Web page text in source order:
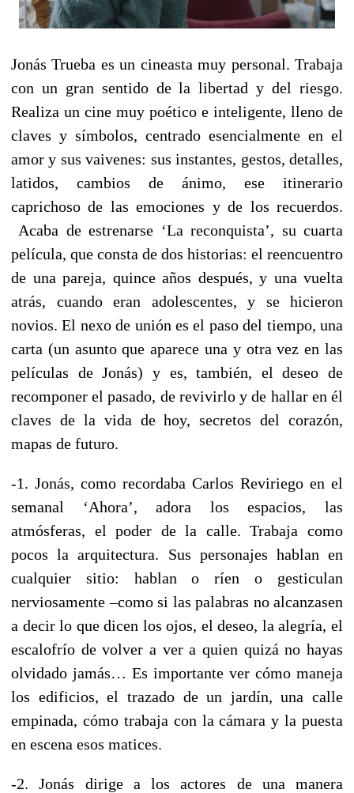
Jonás Trueba es un cineasta muy personal. Trabaja
con un gran sentido de la libertad y del riesgo.
Realiza un cine muy poético e inteligente, lleno de
claves y símbolos, centrado esencialmente en el
amor y sus vaivenes: sus instantes, gestos, detalles,
latidos, cambios de ánimo, ese itinerario
caprichoso de las emociones y de los recuerdos.
Acaba de estrenarse ‘La reconquista’, su cuarta
película, que consta de dos historias: el reencuentro
de una pareja, quince años después, y una vuelta
atrás, cuando eran adolescentes, y se hicieron
novios. El nexo de unión es el paso del tiempo, una
carta (un asunto que aparece una y otra vez en las
películas de Jonás) y es, también, el deseo de
recomponer el pasado, de revivirlo y de hallar en él
claves de la vida de hoy, secretos del corazón,
mapas de futuro.
-1. Jonás, como recordaba Carlos Reviriego en el
semanal ‘Ahora’, adora los espacios, las
atmósferas, el poder de la calle. Trabaja como
pocos la arquitectura. Sus personajes hablan en
cualquier sitio: hablan o ríen o gesticulan
nerviosamente –como si las palabras no alcanzasen
a decir lo que dicen los ojos, el deseo, la alegría, el
escalofrío de volver a ver a quien quizá no hayas
olvidado jamás… Es importante ver cómo maneja
los edificios, el trazado de un jardín, una calle
empinada, cómo trabaja con la cámara y la puesta
en escena esos matices.
-2. Jonás dirige a los actores de una manera